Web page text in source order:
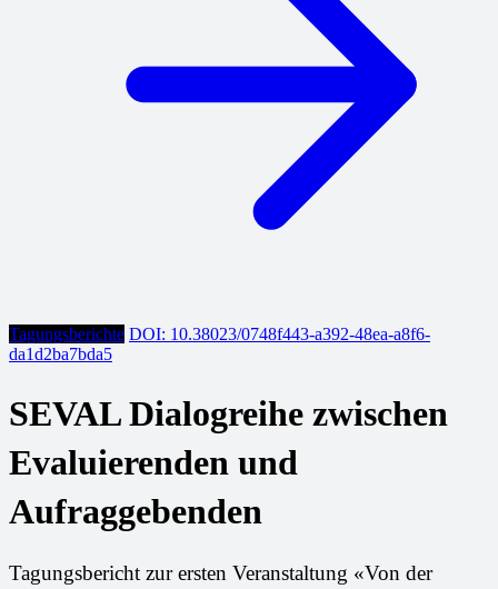
Tagungsberichte DOI: 10.38023/0748f443-a392-48ea-a8f6-
da1d2ba7bda5
SEVAL Dialogreihe zwischen
Evaluierenden und
Aufraggebenden
Tagungsbericht zur ersten Veranstaltung «Von der